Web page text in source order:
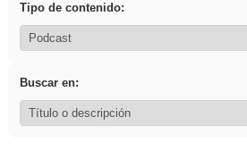
Tipo de contenido:
Buscar en: